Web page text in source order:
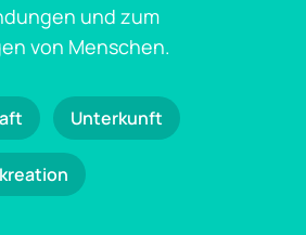
und zum
von Menschen.
Unterkunft